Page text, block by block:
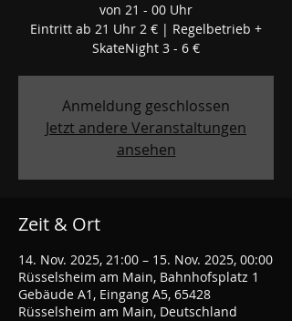
von 21 - 00 Uhr
Eintritt ab 21 Uhr 2 € | Regelbetrieb +
SkateNight 3 - 6 €
Anmeldung geschlossen
Jetzt andere Veranstaltungen
ansehen
Zeit & Ort
14. Nov. 2025, 21:00 – 15. Nov. 2025, 00:00
Rüsselsheim am Main, Bahnhofsplatz 1
Gebäude A1, Eingang A5, 65428
Rüsselsheim am Main, Deutschland